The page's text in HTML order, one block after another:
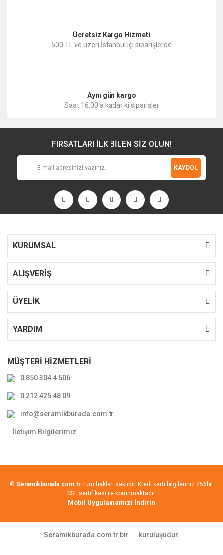
Ücretsiz Kargo Hizmeti
500 TL ve üzeri İstanbul içi siparişlerde
Aynı gün kargo
Saat 16:00'a kadar ki siparişler
FIRSATLARI İLK BİLEN SİZ OLUN!
KAYDOL
KURUMSAL
ALIŞVERİŞ
ÜYELİK
YARDIM
MÜŞTERİ HİZMETLERİ
0 850 304 4 506
0 212 425 48 09
info@seramikburada.com.tr
İletişim Bilgilerimiz
© Seramikburada.com.tr Tüm hakları saklıdır. Kredi kartı bilgileriniz 256bit
SSL sertifikası ile korunmaktadır.
Mobil Uygulamamızı İndirin
Seramikburada.com.tr bir kuruluşudur.